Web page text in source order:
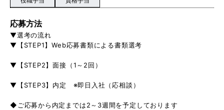
応募方法
▼選考の流れ
▼【STEP1】Web応募書類による書類選考
▼【STEP2】面接（1～2回）
▼【STEP3】内定 ※即日入社（応相談）
◆ご応募から内定までは2～3週間を予定しております